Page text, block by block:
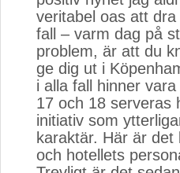
veritabel oas att
fall – varm dag på
problem, är att du
ge dig ut i
i alla fall hinner
17 och 18 serveras
initiativ som
karaktär. Här är
och hotellets